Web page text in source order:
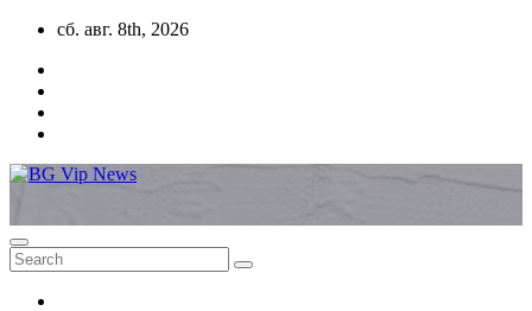
Skip
content
сб. авг. 8th, 2026